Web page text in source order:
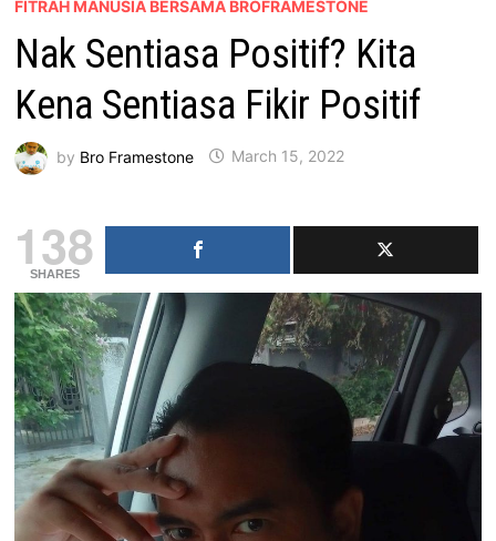
FITRAH MANUSIA BERSAMA BROFRAMESTONE
Nak Sentiasa Positif? Kita
Kena Sentiasa Fikir Positif
by Bro Framestone March 15, 2022
138
SHARES